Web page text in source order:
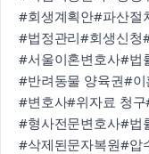
#회생계획안#파산절
#법정관리#회생신청
#서울이혼변호사#법
#반려동물 양육권#이
#변호사#위자료 청구
#형사전문변호사#법
#삭제된문자복원#압